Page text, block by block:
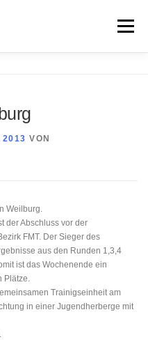
Menü
VON
Weilburg.
der Abschluss vor der
FMT. Der Sieger des
aus den Runden 1,3,4
ist das Wochenende ein
Plätze.
Trainigseinheit am
in einer Jugendherberge mit